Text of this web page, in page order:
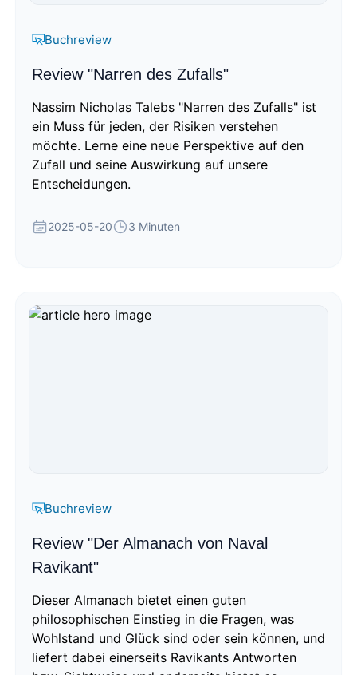
Buchreview
Review "Narren des Zufalls"
Nassim Nicholas Talebs "Narren des Zufalls" ist
ein Muss für jeden, der Risiken verstehen
möchte. Lerne eine neue Perspektive auf den
Zufall und seine Auswirkung auf unsere
Entscheidungen.
2025-05-20 3 Minuten
Buchreview
Review "Der Almanach von Naval
Ravikant"
Dieser Almanach bietet einen guten
philosophischen Einstieg in die Fragen, was
Wohlstand und Glück sind oder sein können, und
liefert dabei einerseits Ravikants Antworten